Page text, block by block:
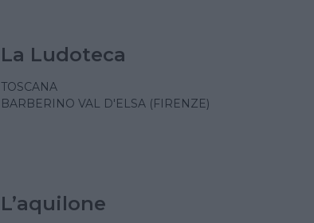
La Ludoteca
TOSCANA
BARBERINO VAL D'ELSA (FIRENZE)
L’aquilone